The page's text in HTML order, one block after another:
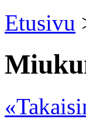
Etusivu